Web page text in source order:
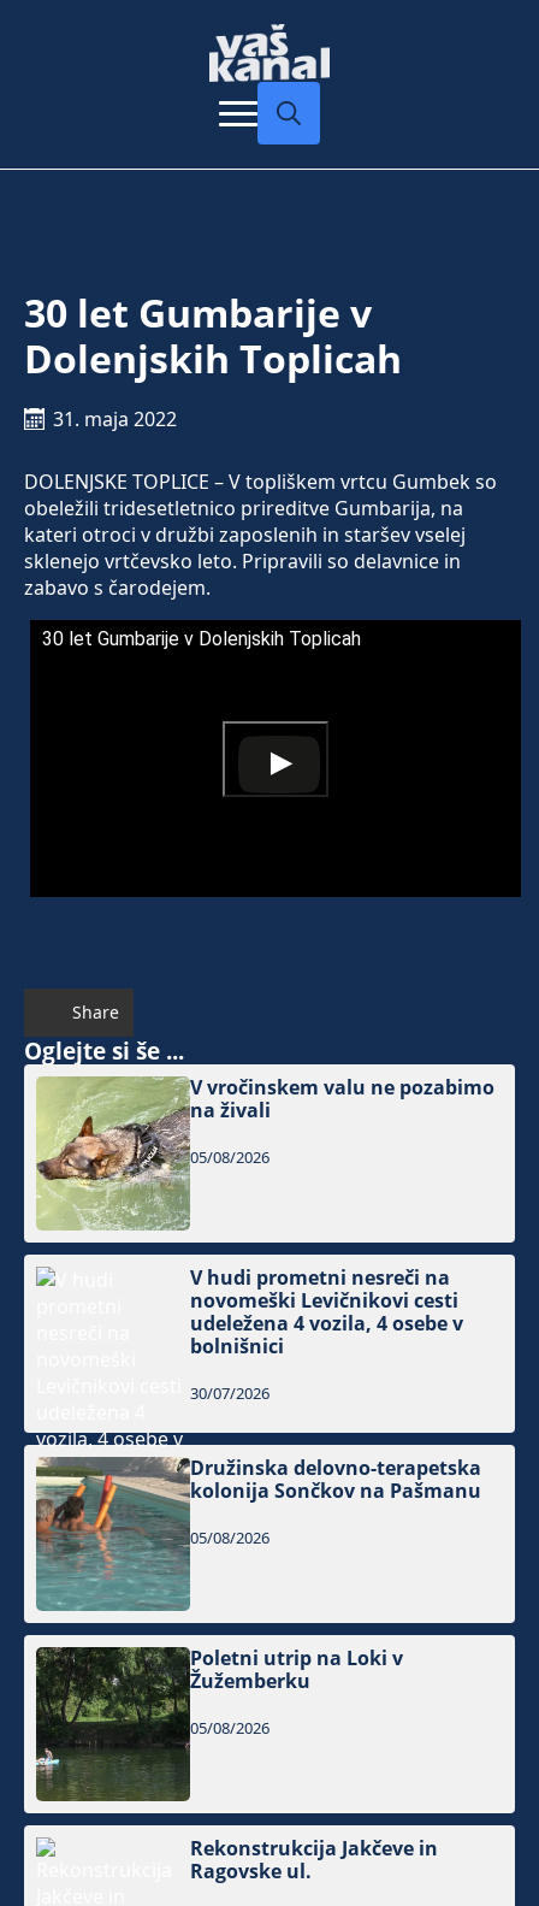
30 let Gumbarije v
Dolenjskih Toplicah
31. maja 2022
DOLENJSKE TOPLICE – V topliškem vrtcu Gumbek so
obeležili tridesetletnico prireditve Gumbarija, na
kateri otroci v družbi zaposlenih in staršev vselej
sklenejo vrtčevsko leto. Pripravili so delavnice in
zabavo s čarodejem.
30 let Gumbarije v Dolenjskih Toplicah
Share
Oglejte si še ...
V vročinskem valu ne pozabimo
na živali
05/08/2026
V hudi prometni nesreči na
novomeški Levičnikovi cesti
udeležena 4 vozila, 4 osebe v
bolnišnici
30/07/2026
Družinska delovno-terapetska
kolonija Sončkov na Pašmanu
05/08/2026
Poletni utrip na Loki v
Žužemberku
05/08/2026
Rekonstrukcija Jakčeve in
Ragovske ul.